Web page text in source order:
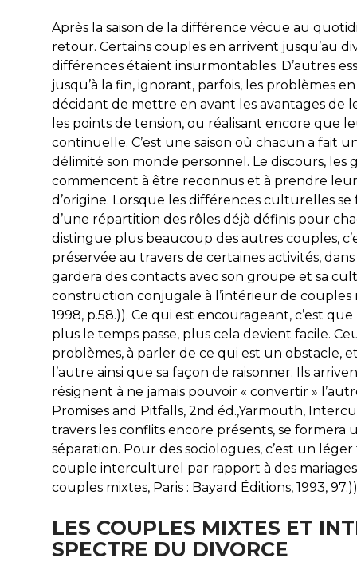
Après la saison de la différence vécue au
retour. Certains couples en arrivent jusqu’au
différences étaient insurmontables. D’autres
jusqu’à la fin, ignorant, parfois, les problèmes
décidant de mettre en avant les avantages
les points de tension, ou réalisant encore que
continuelle. C’est une saison où chacun a fait
délimité son monde personnel. Le discours, les
commencent à être reconnus et à prendre
d’origine. Lorsque les différences culturelles
d’une répartition des rôles déjà définis pour
distingue plus beaucoup des autres couples,
préservée au travers de certaines activités,
gardera des contacts avec son groupe et sa
construction conjugale à l’intérieur de couples
1998, p.58.)). Ce qui est encourageant, c’est
plus le temps passe, plus cela devient facile.
problèmes, à parler de ce qui est un obstacle,
l’autre ainsi que sa façon de raisonner. Ils
résignent à ne jamais pouvoir « convertir »
Promises and Pitfalls, 2nd éd.,Yarmouth,
travers les conflits encore présents, se formera
séparation. Pour des sociologues, c’est un
couple interculturel par rapport à des mariages
couples mixtes, Paris : Bayard Éditions, 1993,
LES COUPLES MIXTES ET
SPECTRE DU DIVORCE